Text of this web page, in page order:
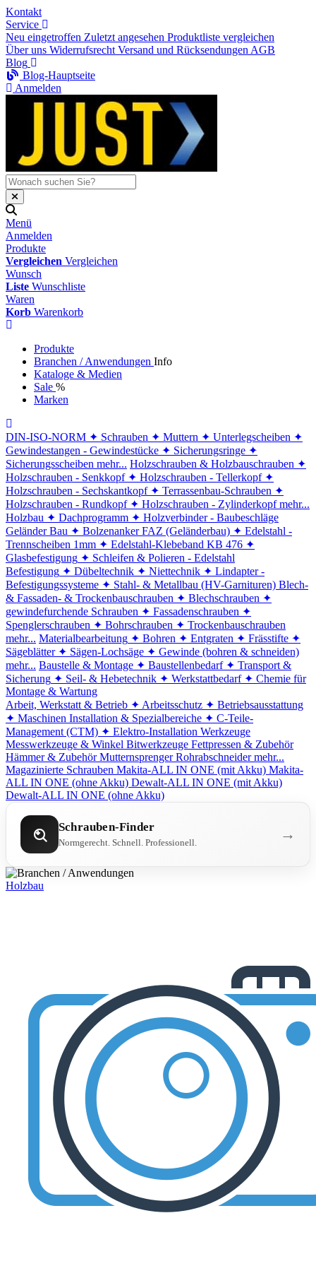
Kontakt
Service
Neu eingetroffen Zuletzt angesehen Produktliste vergleichen
Über uns Widerrufsrecht Versand und Rücksendungen AGB
Blog
Blog-Hauptseite
Anmelden
Menü
Anmelden
Produkte
Vergleichen Vergleichen
Wunsch
Liste Wunschliste
Waren
Korb Warenkorb
Produkte
Branchen / Anwendungen Info
Kataloge & Medien
Sale %
Marken
DIN-ISO-NORM ✦ Schrauben ✦ Muttern ✦ Unterlegscheiben ✦
Gewindestangen - Gewindestücke ✦ Sicherungsringe ✦
Sicherungsscheiben mehr... Holzschrauben & Holzbauschrauben ✦
Holzschrauben - Senkkopf ✦ Holzschrauben - Tellerkopf ✦
Holzschrauben - Sechskantkopf ✦ Terrassenbau-Schrauben ✦
Holzschrauben - Rundkopf ✦ Holzschrauben - Zylinderkopf mehr...
Holzbau ✦ Dachprogramm ✦ Holzverbinder - Baubeschläge
Geländer Bau ✦ Bolzenanker FAZ (Geländerbau) ✦ Edelstahl -
Trennscheiben 1mm ✦ Edelstahl-Klebeband KB 476 ✦
Glasbefestigung ✦ Schleifen & Polieren - Edelstahl
Befestigung ✦ Dübeltechnik ✦ Niettechnik ✦ Lindapter -
Befestigungssysteme ✦ Stahl- & Metallbau (HV-Garnituren) Blech-
& Fassaden- & Trockenbauschrauben ✦ Blechschrauben ✦
gewindefurchende Schrauben ✦ Fassadenschrauben ✦
Spenglerschrauben ✦ Bohrschrauben ✦ Trockenbauschrauben
mehr... Materialbearbeitung ✦ Bohren ✦ Entgraten ✦ Frässtifte ✦
Sägeblätter ✦ Sägen-Lochsäge ✦ Gewinde (bohren & schneiden)
mehr... Baustelle & Montage ✦ Baustellenbedarf ✦ Transport &
Sicherung ✦ Seil- & Hebetechnik ✦ Werkstattbedarf ✦ Chemie für
Montage & Wartung
Arbeit, Werkstatt & Betrieb ✦ Arbeitsschutz ✦ Betriebsausstattung
✦ Maschinen Installation & Spezialbereiche ✦ C-Teile-
Management (CTM) ✦ Elektro-Installation Werkzeuge
Messwerkzeuge & Winkel Bitwerkzeuge Fettpressen & Zubehör
Hämmer & Zubehör Mutternsprenger Rohrabschneider mehr...
Magazinierte Schrauben Makita-ALL IN ONE (mit Akku) Makita-
ALL IN ONE (ohne Akku) Dewalt-ALL IN ONE (mit Akku)
Dewalt-ALL IN ONE (ohne Akku)
Schrauben-Finder
Normgerecht. Schnell. Professionell. →
Holzbau